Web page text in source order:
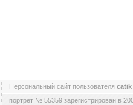
Персональный сайт пользователя catik
портрет № 55359 зарегистрирован в